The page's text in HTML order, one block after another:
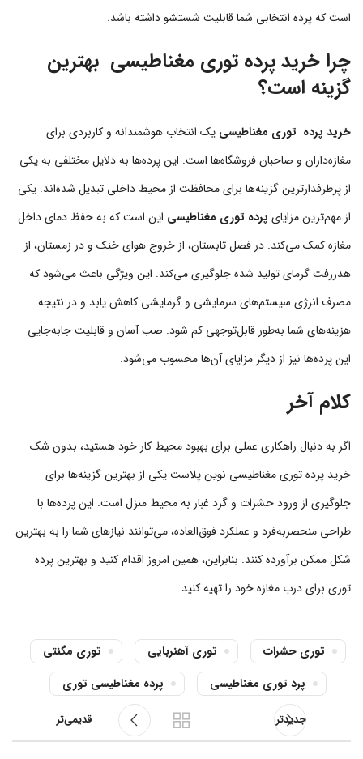
است که پرده انتخابی شما قابلیت شستشو داشته باشد.
چرا خرید پرده توری مغناطیسی بهترین
گزینه است؟
خرید پرده توری مغناطیسی یک انتخاب هوشمندانه و کاربردی برای
مغازه‌داران و صاحبان فروشگاه‌ها است. این پرده‌ها به دلایل مختلفی به یکی
از پرطرفدارترین گزینه‌ها برای محافظت از محیط داخلی تبدیل شده‌اند. یکی
از مهم‌ترین مزایای پرده توری مغناطیسی این است که به حفظ دمای داخل
مغازه کمک می‌کند. در فصل تابستان، از خروج هوای خنک و در زمستان، از
هدررفت گرمای تولید شده جلوگیری می‌کند. این ویژگی باعث می‌شود که
مصرف انرژی سیستم‌های سرمایشی و گرمایشی کاهش یابد و در نتیجه
هزینه‌های شما به‌طور قابل‌توجهی کم شود. صب آسان و قابلیت جابه‌جایی
این پرده‌ها نیز از دیگر مزایای آن‌ها محسوب می‌شود.
کلام آخر
اگر به دنبال راهکاری عملی برای بهبود محیط کار خود هستید، بدون شک
خرید پرده توری مغناطیسی نوین پلاست یکی از بهترین گزینه‌ها برای
جلوگیری از ورود حشرات و گرد غبار به محیط منزل است. این پرده‌ها با
طراحی منحصر‌به‌فرد و عملکرد فوق‌العاده، می‌توانند نیازهای شما را به بهترین
شکل ممکن برآورده کنند. بنابراین، همین امروز اقدام کنید و بهترین پرده
توری برای درب مغازه خود را تهیه کنید.
توری حشرات توری آهنربایی
توری مگنتی
پرد توری مغناطیسی
پرده مغناطیسی توری
جدیدتر قدیمی‌تر